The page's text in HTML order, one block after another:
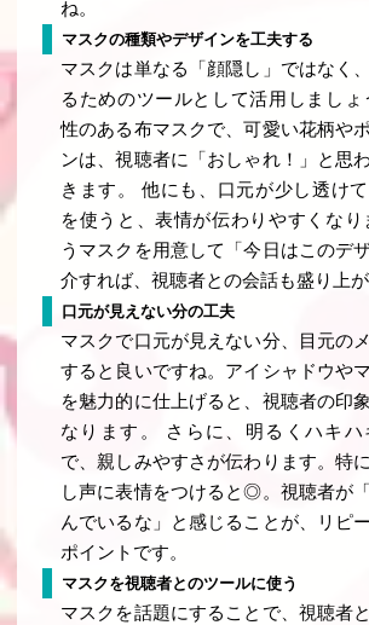
ね。
マスクの種類やデザインを工夫する
マスクは単なる「顔隠し」ではなく
るためのツールとして活用しましょ
性のある布マスクで、可愛い花柄や
ンは、視聴者に「おしゃれ！」と思
きます。 他にも、口元が少し透け
を使うと、表情が伝わりやすくなり
うマスクを用意して「今日はこのデ
介すれば、視聴者との会話も盛り上が
口元が見えない分の工夫
マスクで口元が見えない分、目元の
すると良いですね。アイシャドウや
を魅力的に仕上げると、視聴者の印
なります。 さらに、明るくハキハ
で、親しみやすさが伝わります。特
し声に表情をつけると◎。視聴者が
んでいるな」と感じることが、リピ
ポイントです。
マスクを視聴者とのツールに使う
マスクを話題にすることで、視聴者